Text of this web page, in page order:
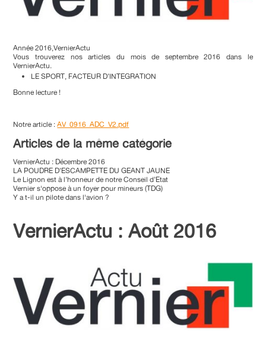
Année 2016,VernierActu
Vous trouverez nos articles du mois de septembre 2016 dans le
VernierActu.
LE SPORT, FACTEUR D’INTEGRATION
Bonne lecture !
Notre article :AV_0916_ADC_V2.pdf
Articles de la même catégorie
VernierActu : Décembre 2016
LA POUDRE D’ESCAMPETTE DU GEANT JAUNE
Le Lignon est à l’honneur de notre Conseil d’Etat
Vernier s'oppose à un foyer pour mineurs (TDG)
Y a t-il un pilote dans l'avion ?
VernierActu : Août 2016